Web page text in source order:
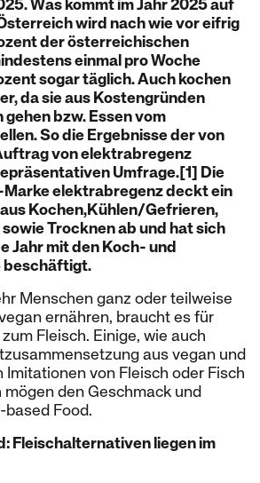
Was kommt im Jahr 2025 auf
wird nach wie vor eifrig
der österreichischen
einmal pro Woche
sogar täglich. Auch kochen
da sie aus Kostengründen
bzw. Essen vom
So die Ergebnisse der von
von elektrabregenz
Umfrage.[1] Die
elektrabregenz deckt ein
Kochen,Kühlen/Gefrieren,
Trocknen ab und hat sich
Jahr mit den Koch- und
beschäftigt.
Menschen ganz oder teilweise
ernähren, braucht es für
Fleisch. Einige, wie auch
aus vegan und
Imitationen von Fleisch oder Fisch
den Geschmack und
Food.
Fleischalternativen liegen im